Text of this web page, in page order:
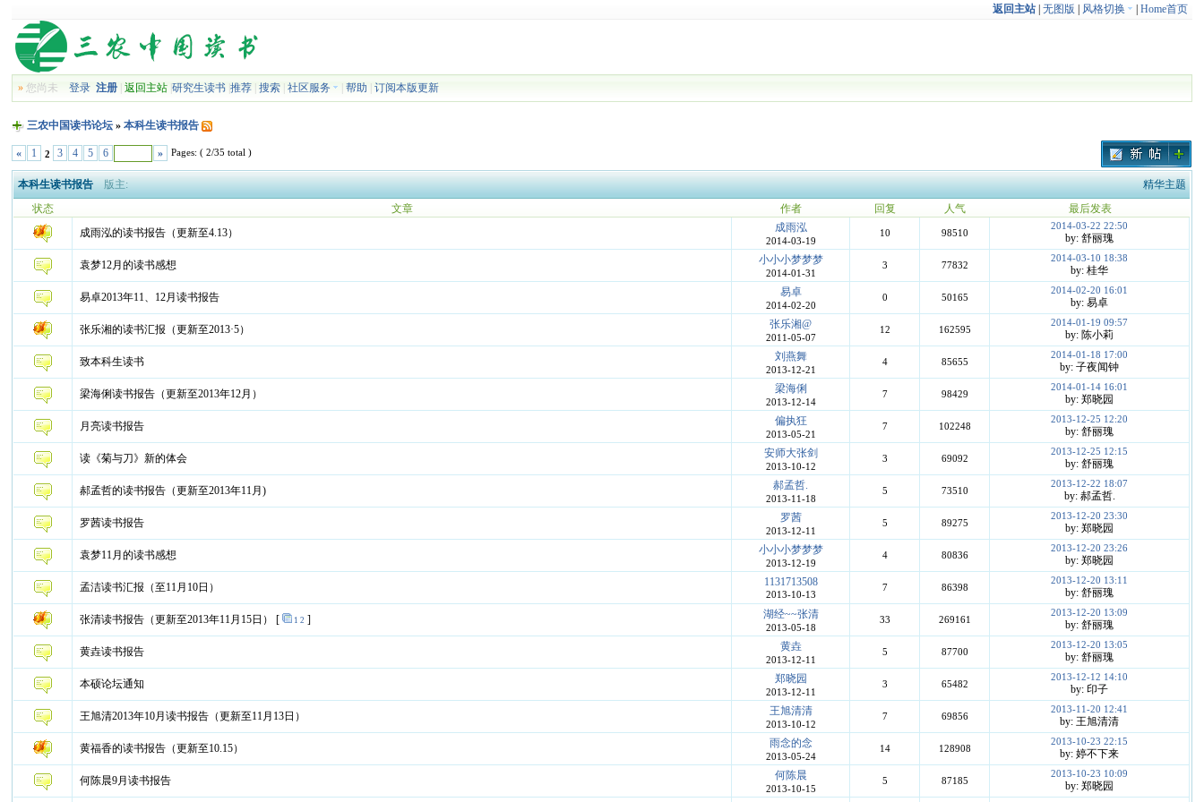
返回主站| 无图版 风格切换 Home首页
» 您尚未登录 注册 |返回主站 |研究生读书 |推荐 |搜索 |社区服务 |帮助 |订阅本版更新
三农中国读书论坛 »本科生读书报告
« 1 2 3 4 5 6 » Pages: ( 2/35 total )
精华主题
本科生读书报告 版主:
状态
文章 作者 回复 人气
最后发表
成雨泓的读书报告（更新至4.13）
成雨泓
2014-03-19
10 98510
2014-03-22 22:50
by: 舒丽瑰
袁梦12月的读书感想 小小小梦梦梦
2014-01-31
3 77832
2014-03-10 18:38
by: 桂华
易卓2013年11、12月读书报告 易卓
2014-02-20
0 50165
2014-02-20 16:01
by: 易卓
张乐湘的读书汇报（更新至2013·5） 张乐湘@
2011-05-07
12 162595
2014-01-19 09:57
by: 陈小莉
致本科生读书 刘燕舞
2013-12-21
4 85655
2014-01-18 17:00
by: 子夜闻钟
梁海俐读书报告（更新至2013年12月） 梁海俐
2013-12-14
7 98429
2014-01-14 16:01
by: 郑晓园
月亮读书报告 偏执狂
2013-05-21
7 102248
2013-12-25 12:20
by: 舒丽瑰
读《菊与刀》新的体会 安师大张剑
2013-10-12
3 69092
2013-12-25 12:15
by: 舒丽瑰
郝孟哲的读书报告（更新至2013年11月) 郝孟哲.
2013-11-18
5 73510
2013-12-22 18:07
by: 郝孟哲.
罗茜读书报告 罗茜
2013-12-11
5 89275
2013-12-20 23:30
by: 郑晓园
袁梦11月的读书感想 小小小梦梦梦
2013-12-19
4 80836
2013-12-20 23:26
by: 郑晓园
孟洁读书汇报（至11月10日） 1131713508
2013-10-13
7 86398
2013-12-20 13:11
by: 舒丽瑰
张清读书报告（更新至2013年11月15日） [ 1 2 ] 湖经~~张清
2013-05-18
33 269161
2013-12-20 13:09
by: 舒丽瑰
黄垚读书报告 黄垚
2013-12-11
5 87700
2013-12-20 13:05
by: 舒丽瑰
本硕论坛通知 郑晓园
2013-12-11
3 65482
2013-12-12 14:10
by: 印子
王旭清2013年10月读书报告（更新至11月13日） 王旭清清
2013-10-12
7 69856
2013-11-20 12:41
by: 王旭清清
黄福香的读书报告（更新至10.15） 雨念的念
2013-05-24
14 128908
2013-10-23 22:15
by: 婷不下来
何陈晨9月读书报告 何陈晨
2013-10-15
5 87185
2013-10-23 10:09
by: 郑晓园